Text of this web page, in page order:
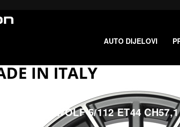
AUTO DIJELOVI
7,5X20 MAK WOLF 5/112 ET44